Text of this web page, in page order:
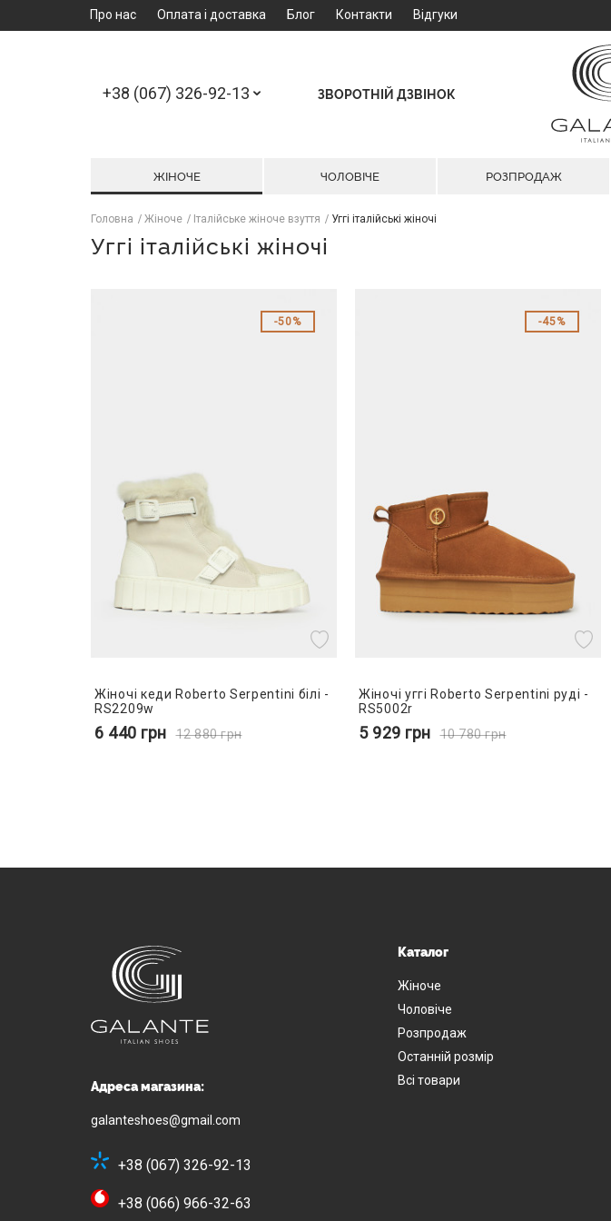
Про нас Оплата і доставка Блог Контакти Відгуки
+38 (067) 326-92-13 ЗВОРОТНІЙ ДЗВІНОК
ЖІНОЧЕ ЧОЛОВІЧЕ РОЗПРОДАЖ
Головна Жіноче Італійське жіноче взуття Уггі італійські жіночі
Уггі італійські жіночі
50%
Жіночі кеди Roberto Serpentini білі -
RS2209w
6 440 грн 12 880грн
45%
Жіночі уггі Roberto Serpentini руді -
RS5002r
5 929 грн 10 780грн
Адреса магазина:
galanteshoes@gmail.com
+38 (067) 326-92-13
+38 (066) 966-32-63
Каталог
Жіноче
Чоловіче
Розпродаж
Останній розмір
Всі товари